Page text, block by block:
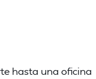
hasta una oficina